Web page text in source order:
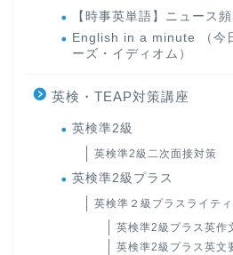
【時事英単語】ニュース
English in a minute （今
ーズ・イディオム）
英検・TEAP対策講座
英検準2級
英検準2級二次面接対策
英検準2級プラス
英検準２級プラスライテ
英検準2級プラス英作
英検準2級プラス英文